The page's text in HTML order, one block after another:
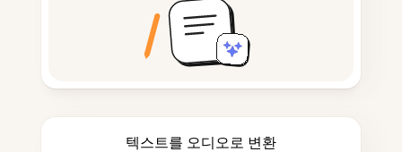
텍스트를 오디오로 변환